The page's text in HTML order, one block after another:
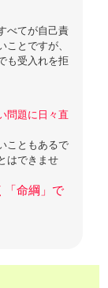
べてが自己責
とですが、
も受入れを拒
問題に日々直
こともあるで
はできませ
「命綱」で